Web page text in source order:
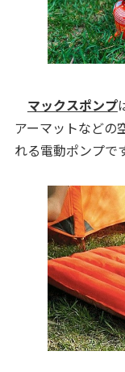
マックスポンプ
アーマットなどの
れる電動ポンプで